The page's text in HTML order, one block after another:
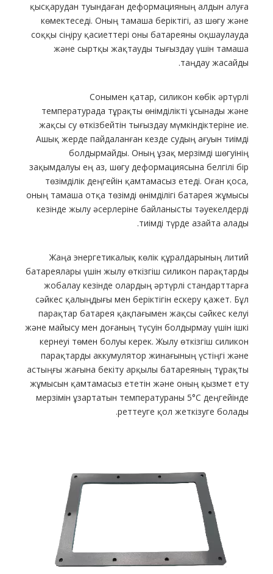
қысқарудан туындаған деформацияның алдын алуға
көмектеседі. Оның тамаша беріктігі, аз шөгу және
соққы сіңіру қасиеттері оны батареяны оқшаулауда
және сыртқы жақтауды тығыздау үшін тамаша
таңдау жасайды.
Сонымен қатар, силикон көбік әртүрлі
температурада тұрақты өнімділікті ұсынады және
жақсы су өткізбейтін тығыздау мүмкіндіктеріне ие.
Ашық жерде пайдаланған кезде судың ағуын тиімді
болдырмайды. Оның ұзақ мерзімді шөгуінің
зақымдалуы ең аз, шөгу деформациясына белгілі бір
төзімділік деңгейін қамтамасыз етеді. Оған қоса,
оның тамаша отқа төзімді өнімділігі батарея жұмысы
кезінде жылу әсерлеріне байланысты тәуекелдерді
тиімді түрде азайта алады.
Жаңа энергетикалық көлік құралдарының литий
батареялары үшін жылу өткізгіш силикон парақтарды
жобалау кезінде олардың әртүрлі стандарттарға
сәйкес қалыңдығы мен беріктігін ескеру қажет. Бұл
парақтар батарея қақпағымен жақсы сәйкес келуі
және майысу мен доғаның түсуін болдырмау үшін ішкі
кернеуі төмен болуы керек. Жылу өткізгіш силикон
парақтарды аккумулятор жинағының үстіңгі және
астыңғы жағына бекіту арқылы батареяның тұрақты
жұмысын қамтамасыз ететін және оның қызмет ету
мерзімін ұзартатын температураны 5°C деңгейінде
реттеуге қол жеткізуге болады.